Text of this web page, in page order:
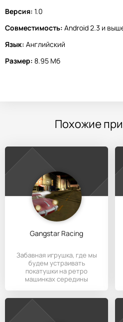
Версия: 1.0
Совместимость: Android 2.3 и
Язык: Английский
Размер: 8.95 Мб
Похожие
Gangstar Racing
Забавная игрушка, где мы
будем устраивать
покатушки на ретро
машинках середины